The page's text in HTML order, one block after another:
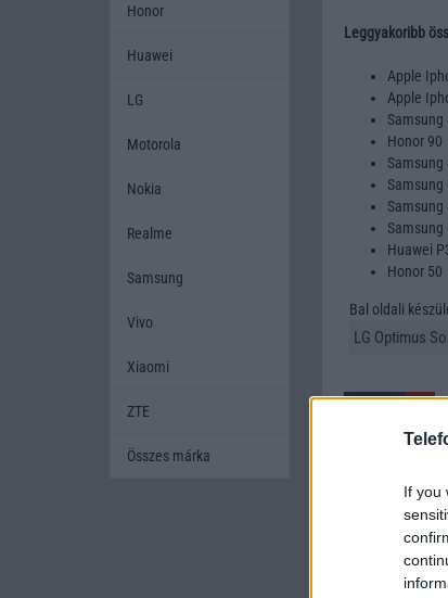
If you
Leggyakoribb
Apple
Apple
Samsung
Honor 90
Samsung
Samsung
Samsung
Samsung
Huawei
Honor 50
Bal oldali
A
készüléket
amikor két
mobiltelefont,
Honor
Huawei
LG
Motorola
Nokia
Realme
Samsung
Vivo
Xiaomi
ZTE
Összes márka